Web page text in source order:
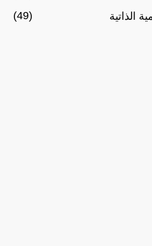
الذاتية
(49)